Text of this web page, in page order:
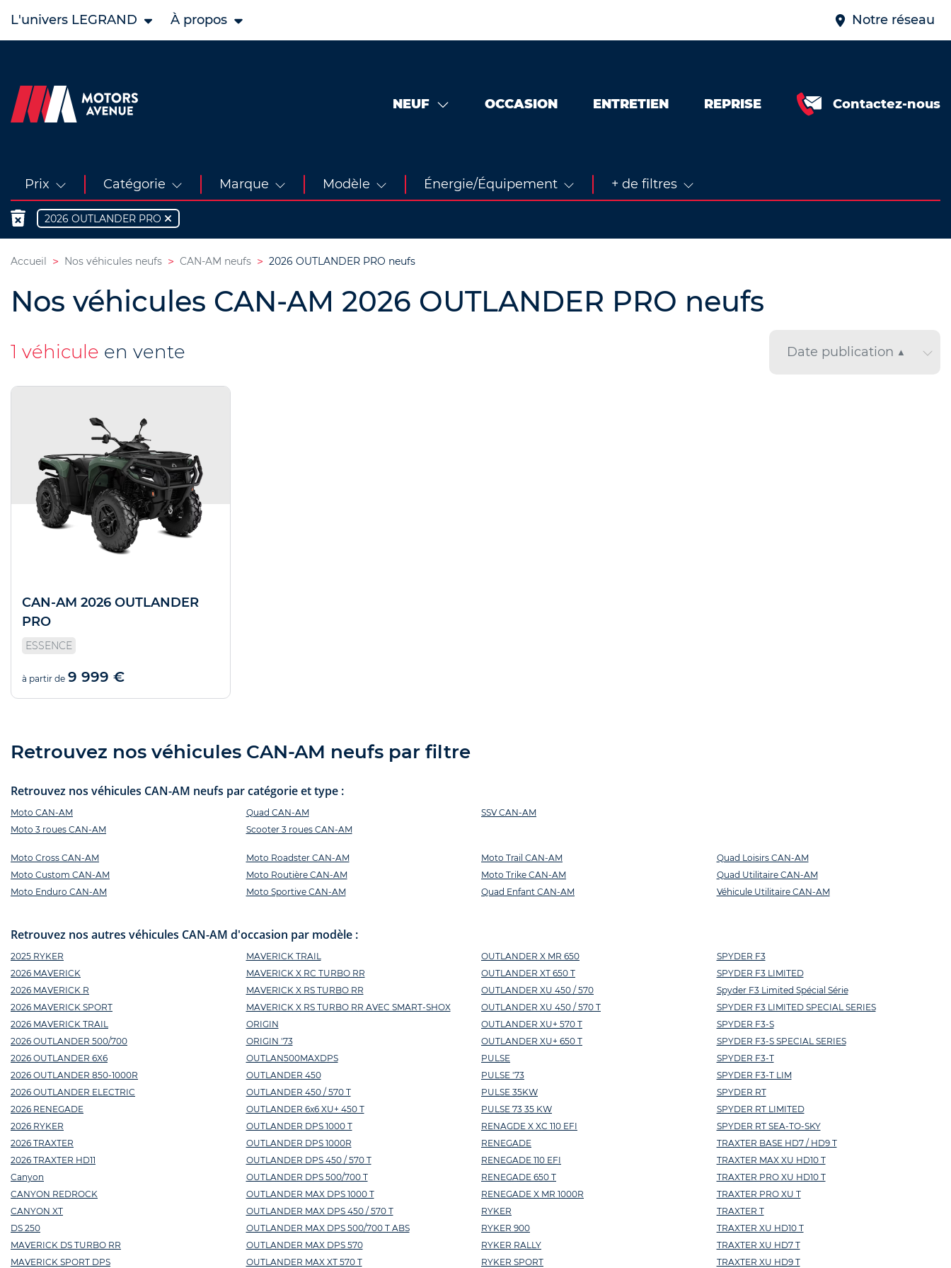
L'univers LEGRAND À propos Notre réseau
NEUF OCCASION ENTRETIEN REPRISE Contactez-nous
Prix Catégorie Marque Modèle Énergie/Équipement + de filtres
2026 OUTLANDER PRO
Accueil Nos véhicules neufs CAN-AM neufs 2026 OUTLANDER PRO neufs
Nos véhicules CAN-AM 2026 OUTLANDER PRO neufs
1 véhicule en vente
CAN-AM 2026 OUTLANDER
PRO
ESSENCE
à partir de 9 999 €
Retrouvez nos véhicules CAN-AM neufs par filtre
Retrouvez nos véhicules CAN-AM neufs par catégorie et type :
Moto CAN-AM
Moto 3 roues CAN-AM
Quad CAN-AM
Scooter 3 roues CAN-AM
SSV CAN-AM
Moto Cross CAN-AM
Moto Custom CAN-AM
Moto Enduro CAN-AM
Moto Roadster CAN-AM
Moto Routière CAN-AM
Moto Sportive CAN-AM
Moto Trail CAN-AM
Moto Trike CAN-AM
Quad Enfant CAN-AM
Quad Loisirs CAN-AM
Quad Utilitaire CAN-AM
Véhicule Utilitaire CAN-AM
Retrouvez nos autres véhicules CAN-AM d'occasion par modèle :
2025 RYKER
2026 MAVERICK
2026 MAVERICK R
2026 MAVERICK SPORT
2026 MAVERICK TRAIL
2026 OUTLANDER 500/700
2026 OUTLANDER 6X6
2026 OUTLANDER 850-1000R
2026 OUTLANDER ELECTRIC
2026 RENEGADE
2026 RYKER
2026 TRAXTER
2026 TRAXTER HD11
Canyon
CANYON REDROCK
CANYON XT
DS 250
MAVERICK DS TURBO RR
MAVERICK SPORT DPS
MAVERICK TRAIL
MAVERICK X RC TURBO RR
MAVERICK X RS TURBO RR
MAVERICK X RS TURBO RR AVEC SMART-SHOX
ORIGIN
ORIGIN '73
OUTLAN500MAXDPS
OUTLANDER 450
OUTLANDER 450 / 570 T
OUTLANDER 6x6 XU+ 450 T
OUTLANDER DPS 1000 T
OUTLANDER DPS 1000R
OUTLANDER DPS 450 / 570 T
OUTLANDER DPS 500/700 T
OUTLANDER MAX DPS 1000 T
OUTLANDER MAX DPS 450 / 570 T
OUTLANDER MAX DPS 500/700 T ABS
OUTLANDER MAX DPS 570
OUTLANDER MAX XT 570 T
OUTLANDER X MR 650
OUTLANDER XT 650 T
OUTLANDER XU 450 / 570
OUTLANDER XU 450 / 570 T
OUTLANDER XU+ 570 T
OUTLANDER XU+ 650 T
PULSE
PULSE '73
PULSE 35KW
PULSE 73 35 KW
RENAGDE X XC 110 EFI
RENEGADE
RENEGADE 110 EFI
RENEGADE 650 T
RENEGADE X MR 1000R
RYKER
RYKER 900
RYKER RALLY
RYKER SPORT
SPYDER F3
SPYDER F3 LIMITED
Spyder F3 Limited Spécial Série
SPYDER F3 LIMITED SPECIAL SERIES
SPYDER F3-S
SPYDER F3-S SPECIAL SERIES
SPYDER F3-T
SPYDER F3-T LIM
SPYDER RT
SPYDER RT LIMITED
SPYDER RT SEA-TO-SKY
TRAXTER BASE HD7 / HD9 T
TRAXTER MAX XU HD10 T
TRAXTER PRO XU HD10 T
TRAXTER PRO XU T
TRAXTER T
TRAXTER XU HD10 T
TRAXTER XU HD7 T
TRAXTER XU HD9 T